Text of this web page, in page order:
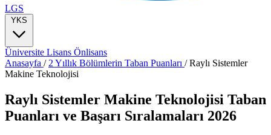
LGS
YKS
Üniversite Lisans Önlisans
Anasayfa / 2 Yıllık Bölümlerin Taban Puanları /Raylı Sistemler
Makine Teknolojisi
Raylı Sistemler Makine Teknolojisi Taban
Puanları ve Başarı Sıralamaları 2026